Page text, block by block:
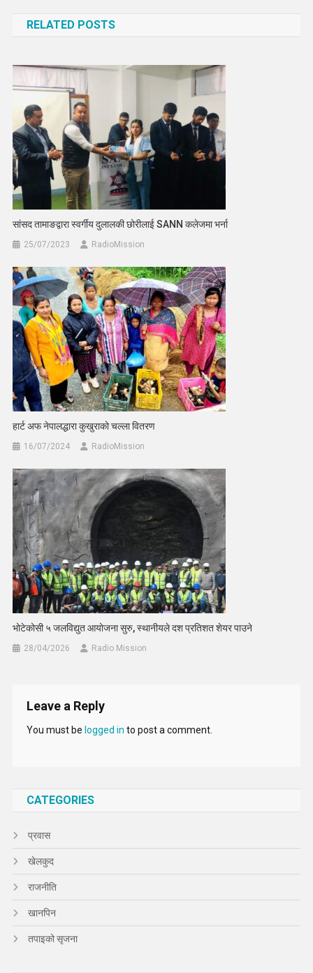
RELATED POSTS
सांसद तामाङद्वारा स्वर्गीय दुलालकी छोरीलाई SANN कलेजमा भर्ना
25/07/2023 RadioMission
हार्ट अफ नेपालद्धारा कुखुराको चल्ला वितरण
16/07/2024 RadioMission
भोटेकोसी ५ जलविद्युत आयोजना सुरु, स्थानीयले दश प्रतिशत शेयर पाउने
28/04/2026 Radio Mission
Leave a Reply
You must be logged in to post a comment.
CATEGORIES
प्रवास
खेलकुद
राजनीति
खानपिन
तपाइको सृजना